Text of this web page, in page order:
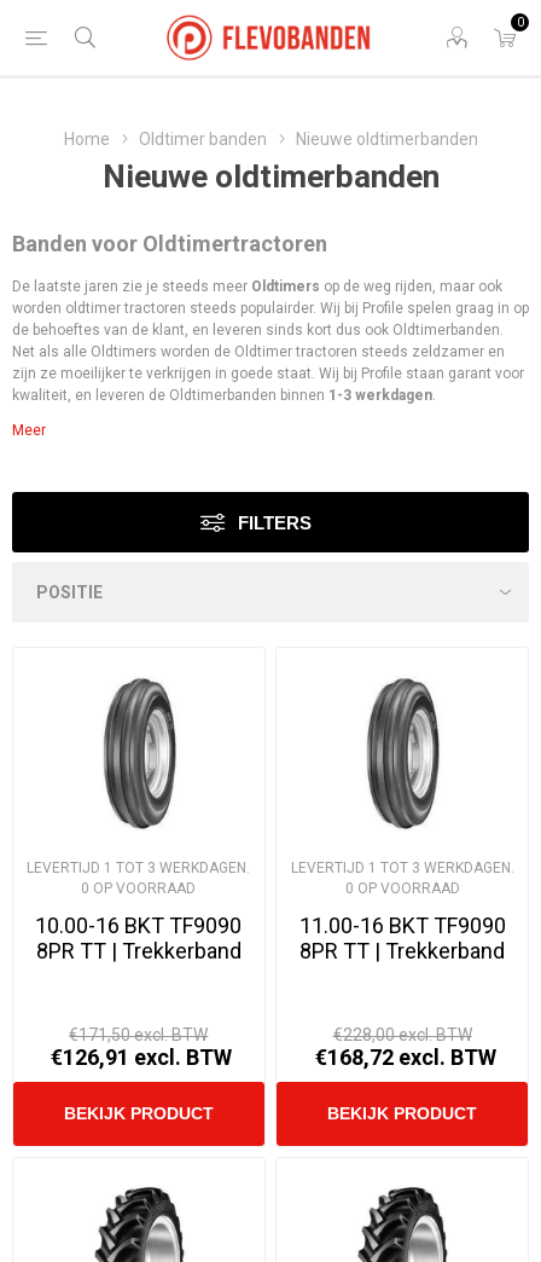
0
Home Oldtimer banden Nieuwe oldtimerbanden
Nieuwe oldtimerbanden
Banden voor Oldtimertractoren
De laatste jaren zie je steeds meer Oldtimers op de weg rijden, maar ook
worden oldtimer tractoren steeds populairder. Wij bij Profile spelen graag in op
de behoeftes van de klant, en leveren sinds kort dus ook Oldtimerbanden.
Net als alle Oldtimers worden de Oldtimer tractoren steeds zeldzamer en
zijn ze moeilijker te verkrijgen in goede staat. Wij bij Profile staan garant voor
kwaliteit, en leveren de Oldtimerbanden binnen 1-3 werkdagen.
FILTERS
LEVERTIJD 1 TOT 3 WERKDAGEN.
0 OP VOORRAAD
10.00-16 BKT TF9090
8PR TT | Trekkerband
€171,50 excl. BTW
€126,91 excl. BTW
LEVERTIJD 1 TOT 3 WERKDAGEN.
0 OP VOORRAAD
11.00-16 BKT TF9090
8PR TT | Trekkerband
€228,00 excl. BTW
€168,72 excl. BTW